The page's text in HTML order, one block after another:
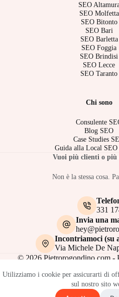
Utilizziamo i cookie per assicurarti di
sul nostro sito
SEO
SEO Molfetta
SEO Bitonto
SEO Bari
SEO Barletta
SEO Foggia
SEO Brindisi
SEO Lecce
SEO Taranto
Chi sono
Consulente
Blog SEO
Case Studies
Guida alla Local
Vuoi più clienti o più
Non è la stessa cosa.
331
Invia una
Incontriamoci (su
Via Michele De
© 2026 Pietrorogondino.com -